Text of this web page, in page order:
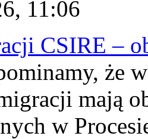
11:06
CSIRE –
że
mają
w